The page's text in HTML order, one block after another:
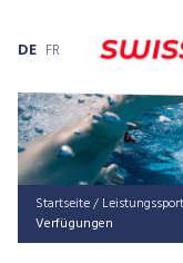
DE FR
Startseite/ Leis­tungs­sport
Verfügungen